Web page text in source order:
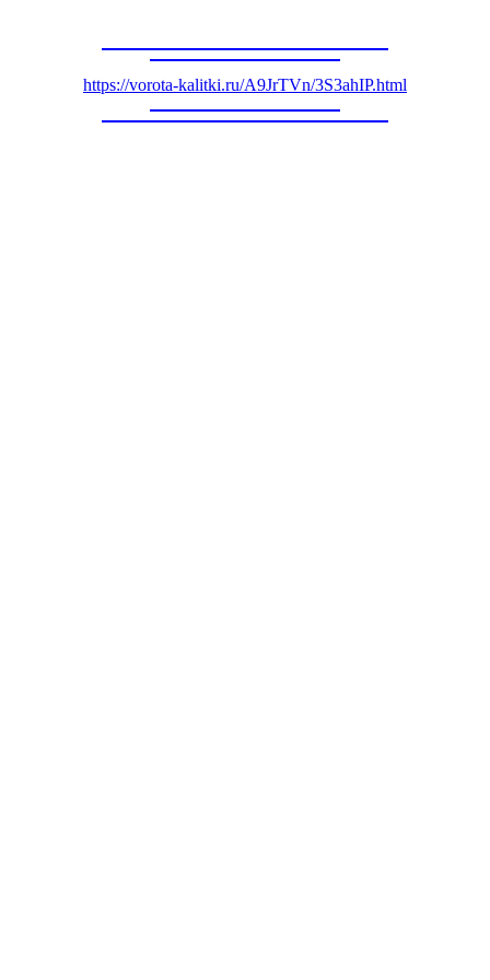
https://vorota-kalitki.ru/A9JrTVn/3S3ahIP.html